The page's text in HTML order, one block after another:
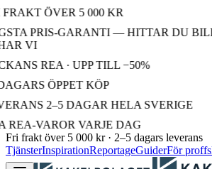
ÖVER 5 000 KR
PRIS-GARANTI — HITTAR DU
VI
REA · UPP TILL −50%
ÖPPET KÖP
2–5 DAGAR HELA SVERIGE
REA-VAROR VARJE DAG
Fri frakt över 5 000 kr · 2–5 dagars leverans
TjänsterInspirationReportageGuiderFör proffs